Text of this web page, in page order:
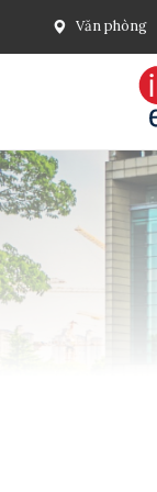
Văn phòng
url('/'), ], [
=> url()-